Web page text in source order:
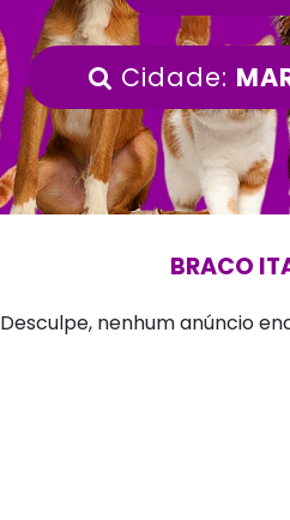
Cidade:
BRACO
Desculpe, nenhum anúncio